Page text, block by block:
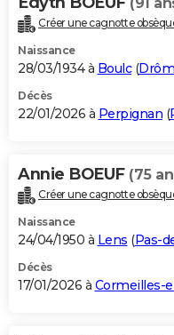
Créer une cagnotte
Naissance
28/03/1934 à Boulc(
Décès
22/01/2026 à Perpignan (
Annie BOEUF (75
Créer une cagnotte
Naissance
24/04/1950 à Lens (Pas-
Décès
17/01/2026 à Cormeilles-